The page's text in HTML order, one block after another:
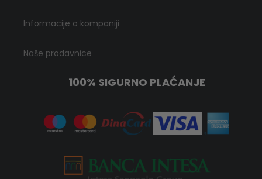
Informacije o kompaniji
Naše prodavnice
100% SIGURNO PLAĆANJE